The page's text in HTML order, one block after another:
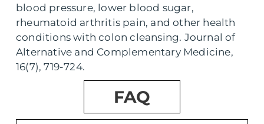
blood pressure, lower blood sugar,
rheumatoid arthritis pain, and other health
conditions with colon cleansing. Journal of
Alternative and Complementary Medicine,
16(7), 719-724.
FAQ